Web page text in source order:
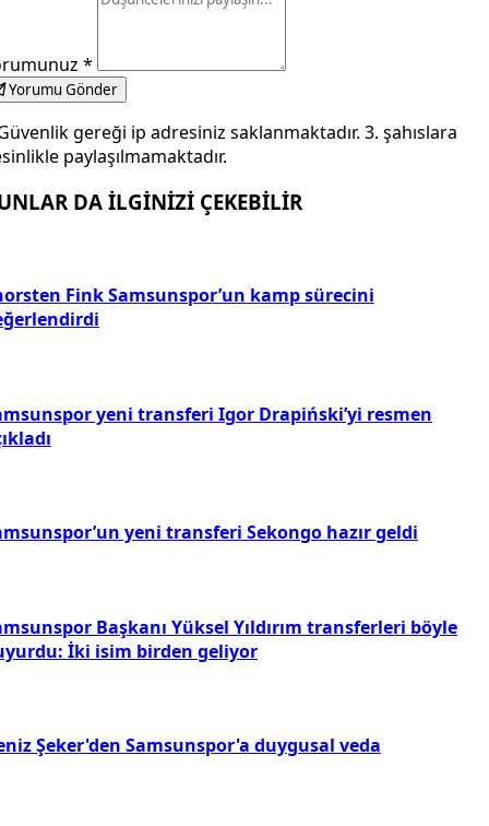
*
Yorumu Gönder
gereği ip adresiniz saklanmaktadır. 3. şahıslara
paylaşılmamaktadır.
DA İLGİNİZİ ÇEKEBİLİR
Fink Samsunspor’un kamp sürecini
yeni transferi Igor Drapiński’yi resmen
yeni transferi Sekongo hazır geldi
Başkanı Yüksel Yıldırım transferleri böyle
İki isim birden geliyor
Şeker'den Samsunspor'a duygusal veda